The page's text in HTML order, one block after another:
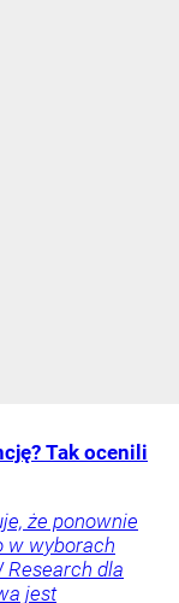
Tak ocenili
że ponownie
w wyborach
Research dla
jest